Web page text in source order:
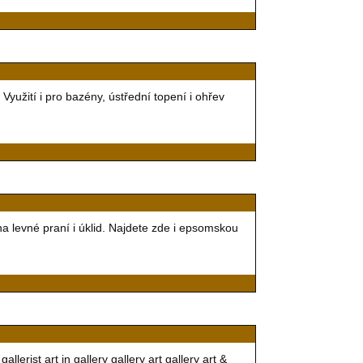
i pro bazény, ústřední topení i ohřev
levné praní i úklid. Najdete zde i epsomskou
art in gallery gallery art gallery art &